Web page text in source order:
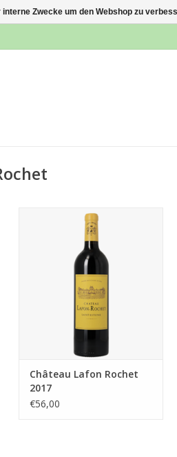
Château Lafon Rochet 2017
ZUM WARENKORB HINZUFÜGEN
Château Lafon Rochet
2017
€56,00
Zwecke um den Webshop zu